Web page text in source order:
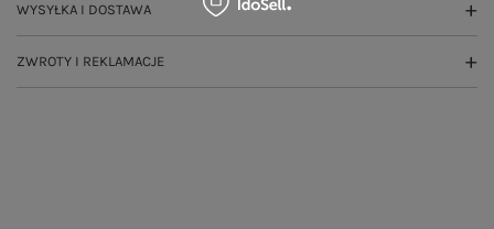
WYSYŁKA I DOSTAWA
ZWROTY I REKLAMACJE